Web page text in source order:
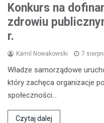
Konkurs na
zdrowiu
r.
Kamil Nowakowski 7
Władze samorządowe
który zachęca organizacje
społeczności…
Czytaj dalej